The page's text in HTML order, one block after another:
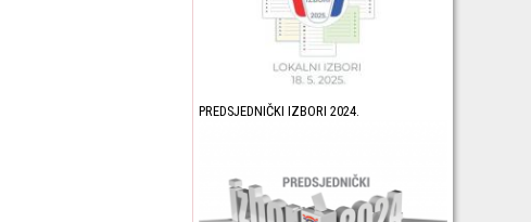
PREDSJEDNIČKI IZBORI 2024.